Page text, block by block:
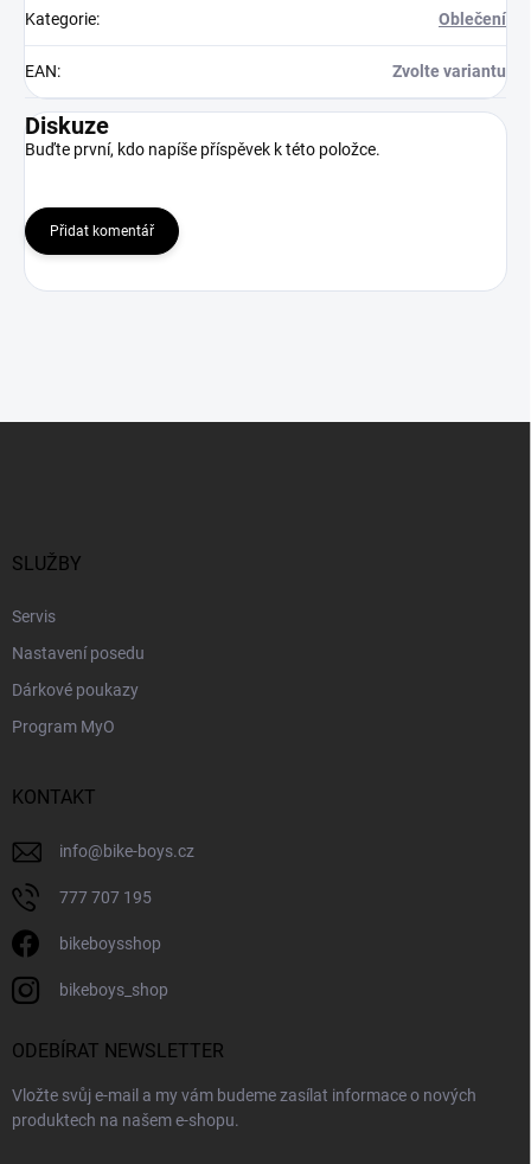
Kategorie: Oblečení
EAN: Zvolte variantu
Diskuze
Buďte první, kdo napíše příspěvek k této položce.
Přidat komentář
SLUŽBY
Servis
Nastavení posedu
Dárkové poukazy
Program MyO
KONTAKT
info@bike-boys.cz
777 707 195
bikeboysshop
bikeboys_shop
ODEBÍRAT NEWSLETTER
Vložte svůj e-mail a my vám budeme zasílat informace o nových
produktech na našem e-shopu.